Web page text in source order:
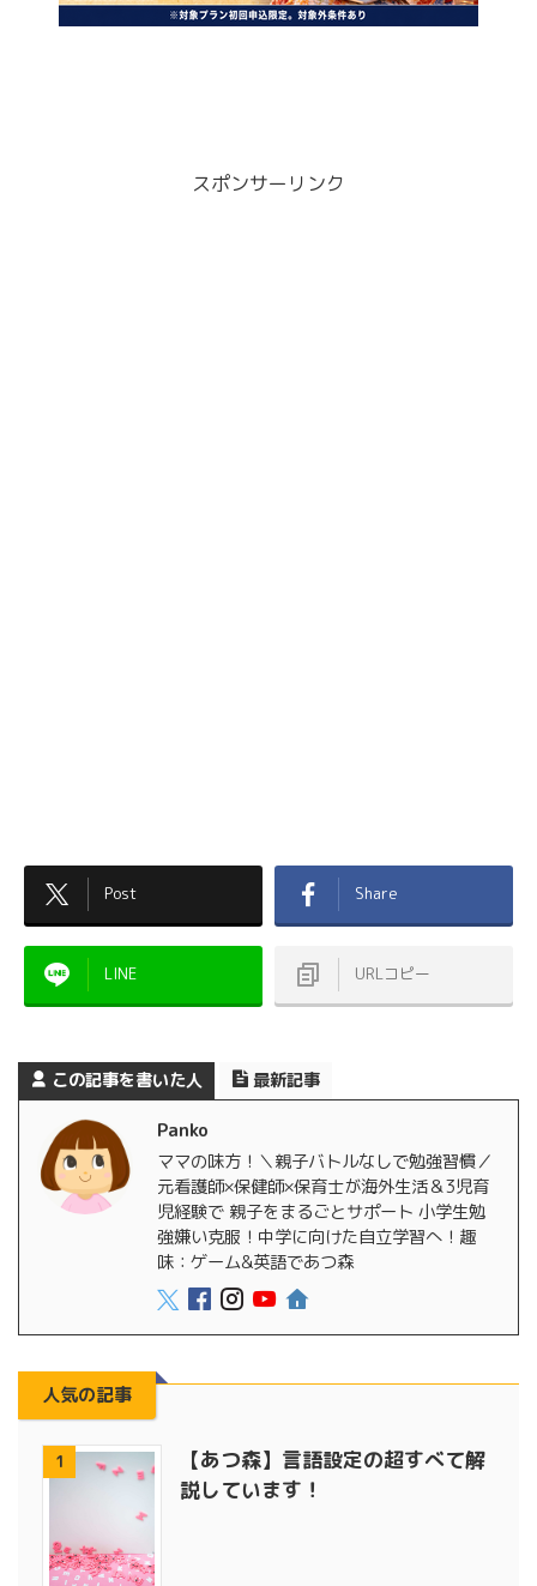
スポンサーリンク
Post Share
LINE URLコピー
この記事を書いた人 最新記事
Panko
ママの味方！＼親子バトルなしで勉強習慣／
元看護師×保健師×保育士が海外生活＆3児育
児経験で 親子をまるごとサポート 小学生勉
強嫌い克服！中学に向けた自立学習へ！趣
味：ゲーム&英語であつ森
人気の記事
1
【あつ森】言語設定の超すべて解
説しています！